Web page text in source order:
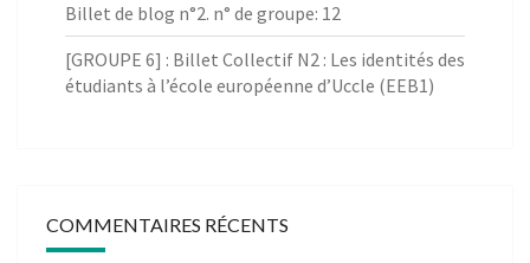
Billet de blog n°2. n° de groupe: 12
[GROUPE 6] : Billet Collectif N2 : Les identités des
étudiants à l’école européenne d’Uccle (EEB1)
COMMENTAIRES RÉCENTS